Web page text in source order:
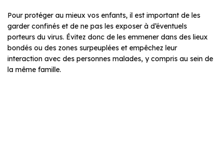
Pour protéger au mieux vos enfants, il est important de les
garder confinés et de ne pas les exposer à d’éventuels
porteurs du virus. Évitez donc de les emmener dans des lieux
bondés ou des zones surpeuplées et empêchez leur
interaction avec des personnes malades, y compris au sein de
la même famille.